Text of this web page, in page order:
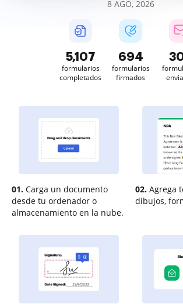
8 AGO, 2026
5,107
formularios
completados
694
formularios
firmados
01. Carga un documento
desde tu ordenador o
almacenamiento en la nube.
02. Agrega
dibujos,